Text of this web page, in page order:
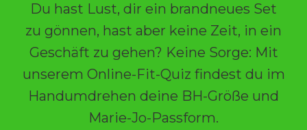
Du hast Lust, dir ein brandneues Set
zu gönnen, hast aber keine Zeit, in ein
Geschäft zu gehen? Keine Sorge: Mit
unserem Online-Fit-Quiz findest du im
Handumdrehen deine BH-Größe und
Marie-Jo-Passform.